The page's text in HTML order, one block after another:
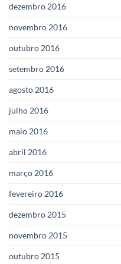
dezembro 2016
novembro 2016
outubro 2016
setembro 2016
agosto 2016
julho 2016
maio 2016
abril 2016
março 2016
fevereiro 2016
dezembro 2015
novembro 2015
outubro 2015